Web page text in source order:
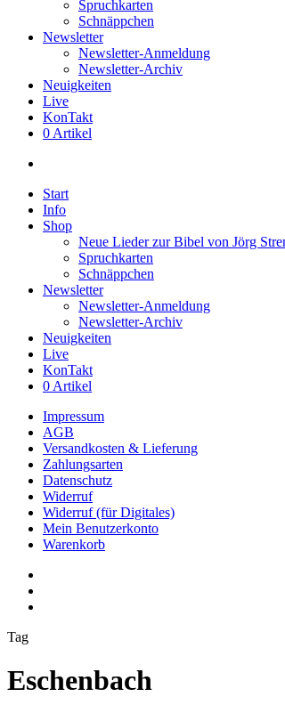
Spruchkarten
Schnäppchen
Newsletter
Newsletter-Anmeldung
Newsletter-Archiv
Neuigkeiten
Live
KonTakt
0 Artikel
Start
Info
Shop
Neue Lieder zur Bibel von Jörg
Spruchkarten
Schnäppchen
Newsletter
Newsletter-Anmeldung
Newsletter-Archiv
Neuigkeiten
Live
KonTakt
0 Artikel
Impressum
AGB
Versandkosten & Lieferung
Zahlungsarten
Datenschutz
Widerruf
Widerruf (für Digitales)
Mein Benutzerkonto
Warenkorb
Tag
Eschenbach